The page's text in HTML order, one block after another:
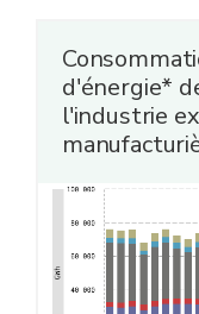
d'énergie*
l'industrie